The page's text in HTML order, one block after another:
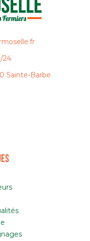
24
Sainte-Barbe